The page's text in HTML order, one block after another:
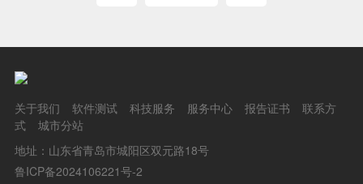
关于我们 软件测试 科技服务 服务中心 报告证书
联系方
式
城市分站
地址：山东省青岛市城阳区双元路18号
鲁ICP备2024106221号-2